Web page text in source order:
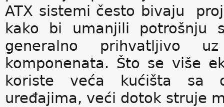
ATX sistemi često bivaju
kako bi umanjili potrošnju
generalno prihvatljivo
komponenata. Što se više
koriste veća kućišta sa
uređajima, veći dotok struje